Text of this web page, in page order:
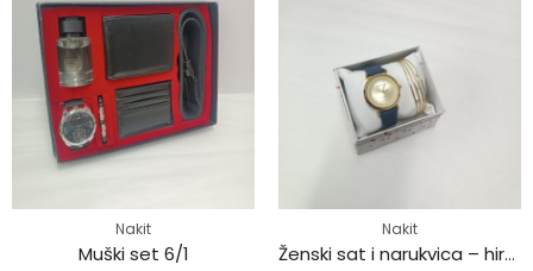
Nakit
Muški set 6/1
Nakit
Ženski sat i narukvica – hirurški čelik